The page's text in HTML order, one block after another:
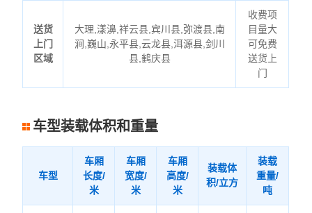
送货
上门
区域
大理,漾濞,祥云县,宾川县,弥渡县,南
涧,巍山,永平县,云龙县,洱源县,剑川
县,鹤庆县
收费项
目量大
可免费
送货上
门
车型装载体积和重量
车型
车厢
长度/
米
车厢
宽度/
米
车厢
高度/
米
装载体
积/立方
装载
重量/
吨